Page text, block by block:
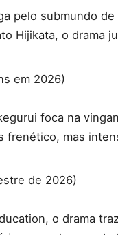
pelo submundo
Hijikata, o drama
em 2026)
foca na
frenético, mas
de 2026)
o drama